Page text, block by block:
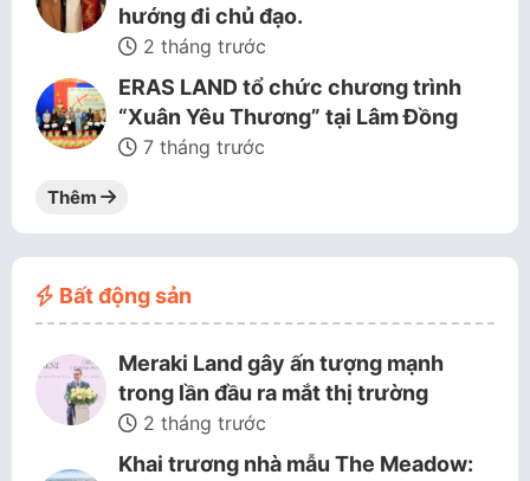
hướng đi chủ đạo.
2 tháng trước
ERAS LAND tổ chức chương trình
“Xuân Yêu Thương” tại Lâm Đồng
7 tháng trước
Thêm
Bất động sản
Meraki Land gây ấn tượng mạnh
trong lần đầu ra mắt thị trường
2 tháng trước
Khai trương nhà mẫu The Meadow: